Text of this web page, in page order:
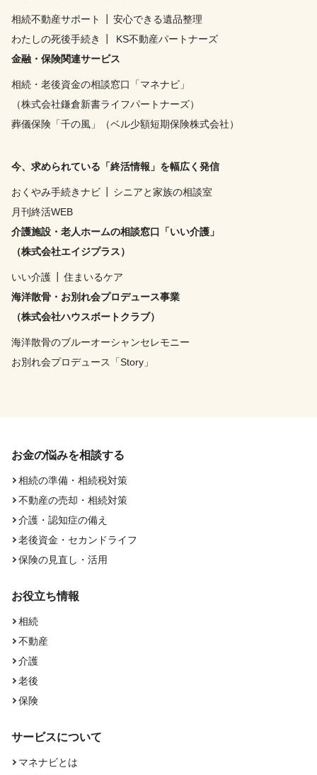
相続不動産サポート
安心できる遺品整理
わたしの死後手続き
KS不動産パートナーズ
金融・保険関連サービス
相続・老後資金の相談窓口「マネナビ」
（株式会社鎌倉新書ライフパートナーズ）
葬儀保険「千の風」（ベル少額短期保険株式会社）
今、求められている「終活情報」を幅広く発信
おくやみ手続きナビ
シニアと家族の相談室
月刊終活WEB
介護施設・老人ホームの相談窓口「いい介護」
（株式会社エイジプラス）
いい介護
住まいるケア
海洋散骨・お別れ会プロデュース事業
（株式会社ハウスボートクラブ）
海洋散骨のブルーオーシャンセレモニー
お別れ会プロデュース「Story」
お金の悩みを相談する
相続の準備・相続税対策
不動産の売却・相続対策
介護・認知症の備え
老後資金・セカンドライフ
保険の見直し・活用
お役立ち情報
相続
不動産
介護
老後
保険
サービスについて
マネナビとは